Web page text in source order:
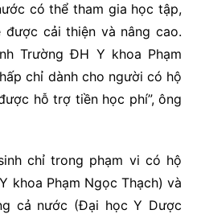
có thể tham gia học tập,
cải thiện và nâng cao.
Trường ĐH Y khoa Phạm
chỉ dành cho người có hộ
hỗ trợ tiền học phí”, ông
chỉ trong phạm vi có hộ
khoa Phạm Ngọc Thạch) và
cả nước (Đại học Y Dược